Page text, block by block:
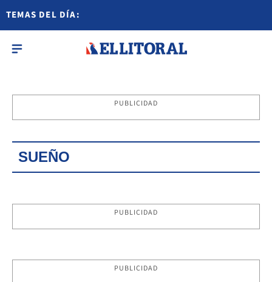
TEMAS DEL DÍA:
PUBLICIDAD
SUEÑO
PUBLICIDAD
PUBLICIDAD